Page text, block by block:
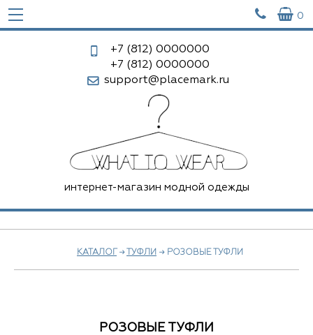
  0
+7 (812) 0000000
+7 (812) 0000000
support@placemark.ru
интернет-магазин модной одежды
КАТАЛОГ → ТУФЛИ → РОЗОВЫЕ ТУФЛИ
РОЗОВЫЕ ТУФЛИ